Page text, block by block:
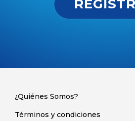
¿Quiénes Somos?
Términos y condiciones